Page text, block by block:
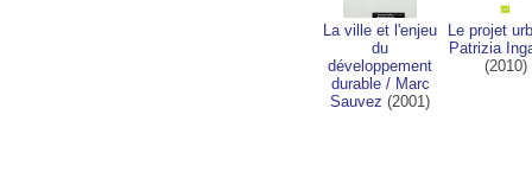
La ville et l'enjeu
du
développement
durable/ Marc
Sauvez (2001)
Le projet
Patrizia
(2010)